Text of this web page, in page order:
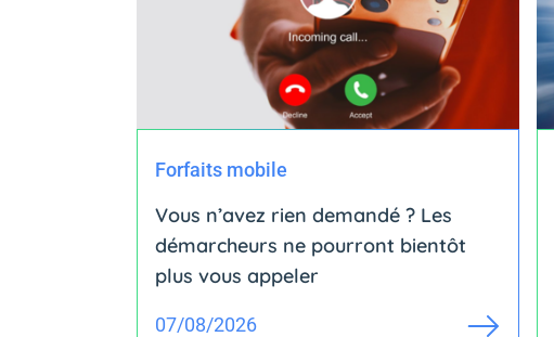
Forfaits mobile
Vous n’avez rien demandé ? Les
démarcheurs ne pourront bientôt
plus vous appeler
07/08/2026